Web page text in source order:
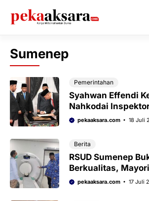
Sumenep
Pemerintahan
Syahwan Effendi
Nahkodai
Siap Wujudkan
pekaaksara.com 18 Juli
Berita
RSUD Sumenep
Berkualitas,
Mutu Lampaui
pekaaksara.com 17 Juli